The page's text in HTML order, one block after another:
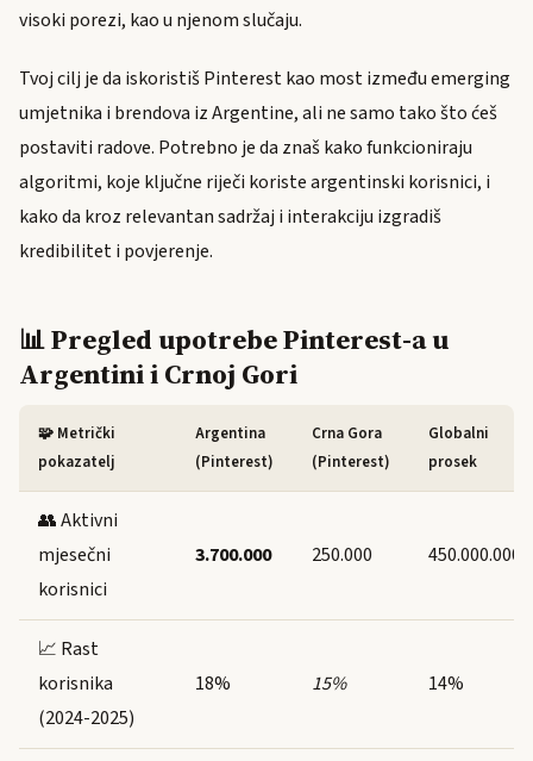
visoki porezi, kao u njenom slučaju.
Tvoj cilj je da iskoristiš Pinterest kao most između emerging
umjetnika i brendova iz Argentine, ali ne samo tako što ćeš
postaviti radove. Potrebno je da znaš kako funkcioniraju
algoritmi, koje ključne riječi koriste argentinski korisnici, i
kako da kroz relevantan sadržaj i interakciju izgradiš
kredibilitet i povjerenje.
📊 Pregled upotrebe Pinterest-a u
Argentini i Crnoj Gori
🧩 Metrički
pokazatelj
Argentina
(Pinterest)
Crna Gora
(Pinterest)
Globalni
prosek
👥 Aktivni
mjesečni
korisnici
3.700.000 250.000 450.000.000
📈 Rast
korisnika
(2024-2025)
18% 15% 14%